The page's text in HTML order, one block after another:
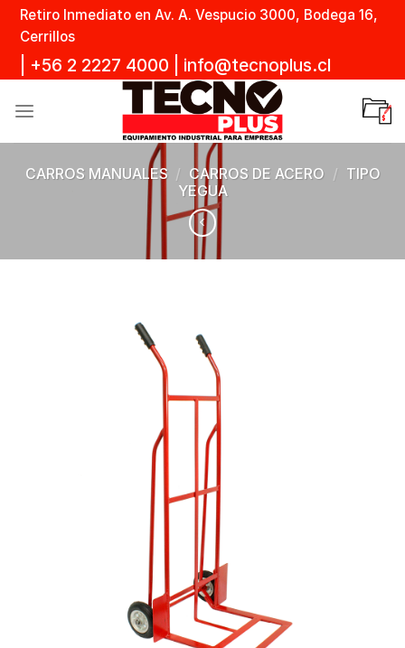
Skip
content
Retiro Inmediato en Av. A. Vespucio 3000, Bodega 16,
Cerrillos
+56 2 2227 4000 info@tecnoplus.cl
CARROS MANUALES / CARROS DE ACERO / TIPO
YEGUA